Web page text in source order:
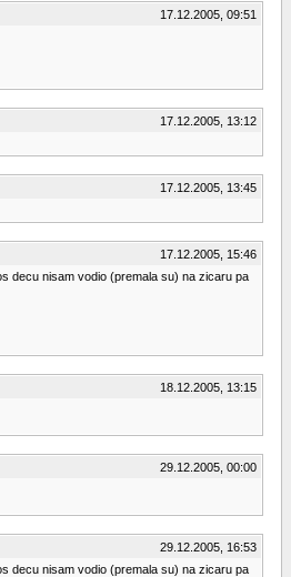
17.12.2005, 09:51
17.12.2005, 13:12
17.12.2005, 13:45
17.12.2005, 15:46
decu nisam vodio (premala su) na zicaru pa
18.12.2005, 13:15
29.12.2005, 00:00
29.12.2005, 16:53
decu nisam vodio (premala su) na zicaru pa